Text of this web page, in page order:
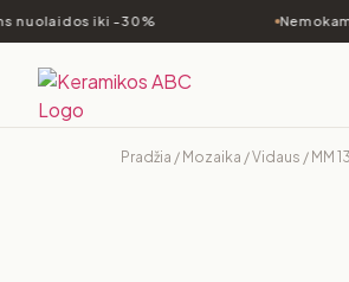
iki -30%
Pradžia / Mozaika /Vidaus / MM